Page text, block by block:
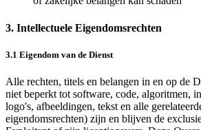
3. Intellectuele Eigendomsrechten
3.1 Eigendom van de Dienst
Alle rechten, titels en belangen in en op de
niet beperkt tot software, code, algoritmen,
logo's, afbeeldingen, tekst en alle
eigendomsrechten) zijn en blijven de